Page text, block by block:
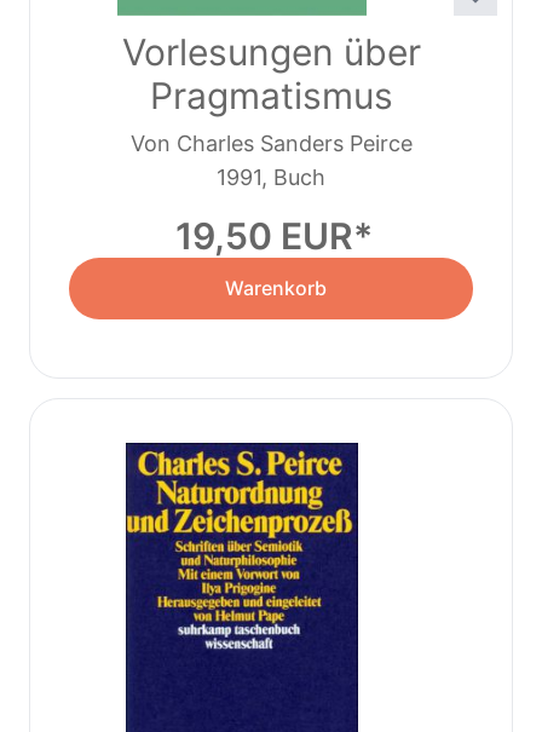
Vorlesungen über
Pragmatismus
Von Charles Sanders Peirce
1991, Buch
19,50 EUR
Warenkorb